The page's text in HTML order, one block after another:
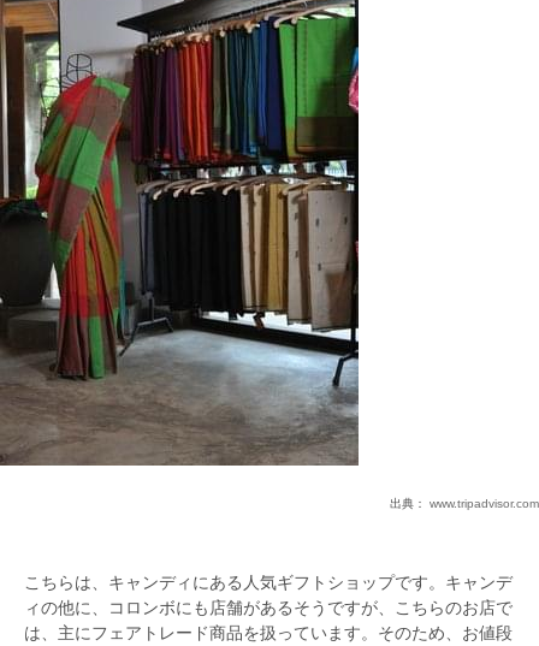
出典： www.tripadvisor.com
こちらは、キャンディにある人気ギフトショップです。キャンデ
ィの他に、コロンボにも店舗があるそうですが、こちらのお店で
は、主にフェアトレード商品を扱っています。そのため、お値段